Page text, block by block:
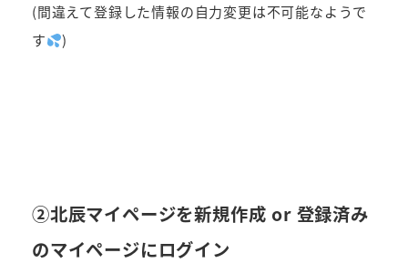
(間違えて登録した情報の自力変更は不可能なようで
す
)
②北辰マイページを新規作成 or 登録済み
のマイページにログイン